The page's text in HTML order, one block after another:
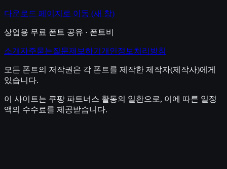
다운로드 페이지로 이동 (새 창)
상업용 무료 폰트 공유 · 폰트비
소개 자주묻는질문제보하기 개인정보처리방침
모든 폰트의 저작권은 각 폰트를 제작한 제작자(제작사)에게
있습니다.
이 사이트는 쿠팡 파트너스 활동의 일환으로, 이에 따른 일정
액의 수수료를 제공받습니다.